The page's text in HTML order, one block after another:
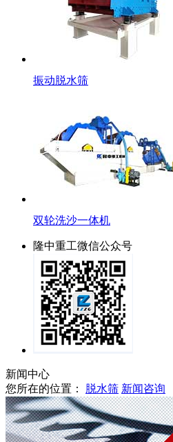
振动脱水筛
双轮洗沙一体机
隆中重工微信公众号
新闻中心
您所在的位置：
脱水筛 新闻咨询